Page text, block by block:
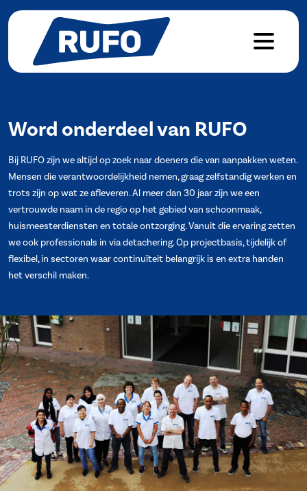
Word onderdeel van RUFO
Bij RUFO zijn we altijd op zoek naar doeners die van aanpakken weten.
Mensen die verantwoordelijkheid nemen, graag zelfstandig werken en
trots zijn op wat ze afleveren. Al meer dan 30 jaar zijn we een
vertrouwde naam in de regio op het gebied van schoonmaak,
huismeesterdiensten en totale ontzorging. Vanuit die ervaring zetten
we ook professionals in via detachering. Op projectbasis, tijdelijk of
flexibel, in sectoren waar continuïteit belangrijk is en extra handen
het verschil maken.